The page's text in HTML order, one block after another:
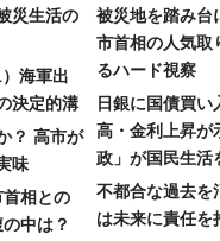
災生活の
海軍出
決定的溝
？ 高市が
味
相との
中は？
被災地を踏み
市首相の人気取
るハード視察
日銀に国債買
高・金利上昇が
政」が国民生活
不都合な過去を
は未来に責任を